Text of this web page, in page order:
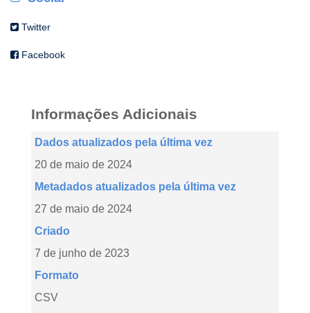
Twitter
Facebook
Informações Adicionais
Dados atualizados pela última vez
20 de maio de 2024
Metadados atualizados pela última vez
27 de maio de 2024
Criado
7 de junho de 2023
Formato
CSV